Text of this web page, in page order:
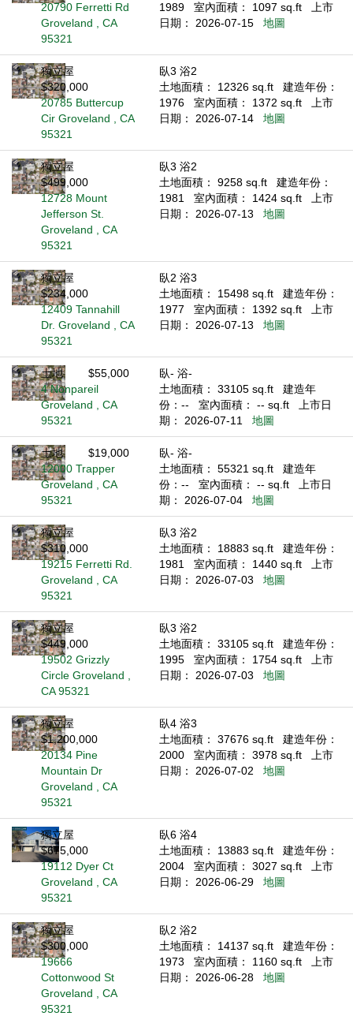
20790 Ferretti Rd
Groveland , CA
95321
1989
室內面積： 1097 sq.ft
上市
日期： 2026-07-15
地圖
獨立屋
$320,000
20785 Buttercup
Cir Groveland , CA
95321
臥3 浴2
土地面積： 12326 sq.ft
建造年份：
1976
室內面積： 1372 sq.ft
上市
日期： 2026-07-14
地圖
獨立屋
$499,000
12728 Mount
Jefferson St.
Groveland , CA
95321
臥3 浴2
土地面積： 9258 sq.ft
建造年份：
1981
室內面積： 1424 sq.ft
上市
日期： 2026-07-13
地圖
獨立屋
$234,000
12409 Tannahill
Dr. Groveland , CA
95321
臥2 浴3
土地面積： 15498 sq.ft
建造年份：
1977
室內面積： 1392 sq.ft
上市
日期： 2026-07-13
地圖
土地
$55,000
4 Nonpareil
Groveland , CA
95321
臥- 浴-
土地面積： 33105 sq.ft
建造年
份：--
室內面積： -- sq.ft
上市日
期： 2026-07-11
地圖
土地
$19,000
12000 Trapper
Groveland , CA
95321
臥- 浴-
土地面積： 55321 sq.ft
建造年
份：--
室內面積： -- sq.ft
上市日
期： 2026-07-04
地圖
獨立屋
$310,000
19215 Ferretti Rd.
Groveland , CA
95321
臥3 浴2
土地面積： 18883 sq.ft
建造年份：
1981
室內面積： 1440 sq.ft
上市
日期： 2026-07-03
地圖
獨立屋
$449,000
19502 Grizzly
Circle Groveland ,
CA 95321
臥3 浴2
土地面積： 33105 sq.ft
建造年份：
1995
室內面積： 1754 sq.ft
上市
日期： 2026-07-03
地圖
獨立屋
$1,200,000
20134 Pine
Mountain Dr
Groveland , CA
95321
臥4 浴3
土地面積： 37676 sq.ft
建造年份：
2000
室內面積： 3978 sq.ft
上市
日期： 2026-07-02
地圖
獨立屋
$675,000
19112 Dyer Ct
Groveland , CA
95321
臥6 浴4
土地面積： 13883 sq.ft
建造年份：
2004
室內面積： 3027 sq.ft
上市
日期： 2026-06-29
地圖
獨立屋
$300,000
19666
Cottonwood St
Groveland , CA
95321
臥2 浴2
土地面積： 14137 sq.ft
建造年份：
1973
室內面積： 1160 sq.ft
上市
日期： 2026-06-28
地圖